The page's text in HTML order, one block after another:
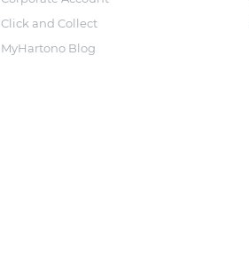
Click and Collect
MyHartono Blog